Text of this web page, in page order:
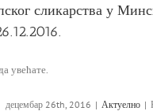
сликарства у
увећате.
децембар 26th, 2016 | Актуелно |